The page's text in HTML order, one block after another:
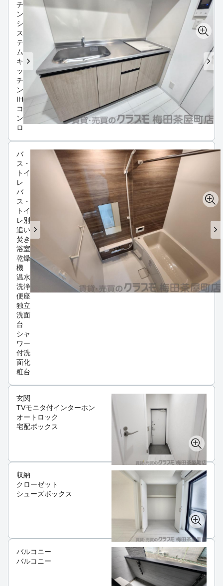
チ
ン
シ
ス
テ
ム
キ
ッ
チ
ン
IH
コ
ン
ロ
バ
ス・
トイ
レ
バ
ス・
トイ
レ別
追い
焚き
浴室
乾燥
機
温水
洗浄
便座
独立
洗面
台
シャ
ワー
付洗
面化
粧台
玄関
TVモニタ付インターホン
オートロック
宅配ボックス
収納
クローゼット
シューズボックス
バルコニー
バルコニー